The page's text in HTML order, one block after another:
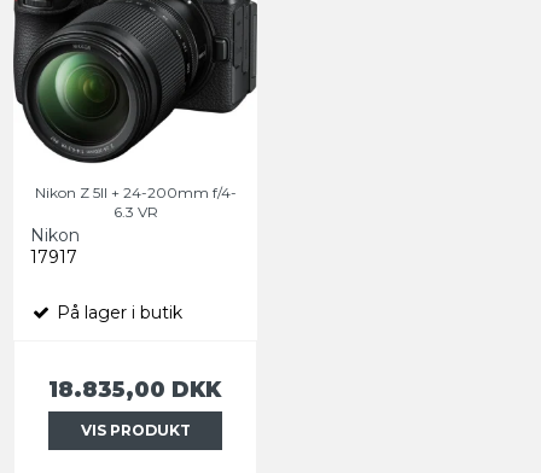
Nikon Z 5II + 24-200mm f/4-
6.3 VR
Nikon
17917
På lager i butik
18.835,00 DKK
VIS PRODUKT